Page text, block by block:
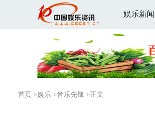
娱乐新闻
首页 >娱乐 >音乐先锋 >正文